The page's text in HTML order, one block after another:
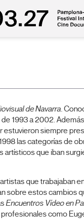
de Navarra.
1993 a 2002.
estuvieron siempre
las categorías de
artísticos que iban
que trabajaban
sobre estos cambios
Encuentros Vídeo en
profesionales como